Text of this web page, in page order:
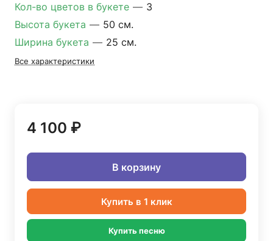
Кол-во цветов в букете — 3
Высота букета — 50 см.
Ширина букета — 25 см.
Все характеристики
4 100 ₽
В корзину
Купить в 1 клик
Купить песню